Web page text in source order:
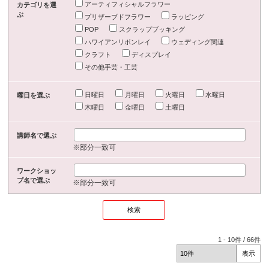
カテゴリを選
ぶ
アーティフィシャルフラワー
プリザーブドフラワー
ラッピング
POP
スクラップブッキング
ハワイアンリボンレイ
ウェディング関連
クラフト
ディスプレイ
その他手芸・工芸
曜日を選ぶ 日曜日 月曜日 火曜日
水曜日
木曜日
金曜日 土曜日
講師名で選ぶ
※部分一致可
ワークショッ
プ名で選ぶ
※部分一致可
1 - 10件 /66件